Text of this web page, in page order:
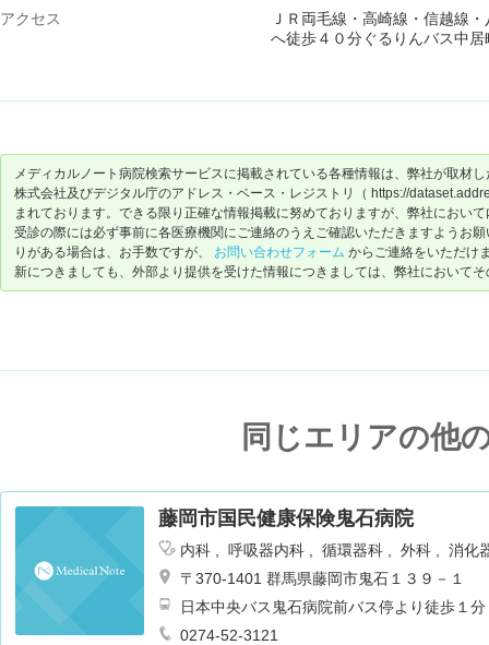
アクセス
ＪＲ両毛線・高崎線・信越線
へ徒歩４０分ぐるりんバス中
メディカルノート病院検索サービスに掲載されている各種情報は、弊社が取材
株式会社及びデジタル庁のアドレス・ベース・レジストリ（ https://
まれております。できる限り正確な情報掲載に努めておりますが、弊社におい
受診の際には必ず事前に各医療機関にご連絡のうえご確認いただきますようお
りがある場合は、お手数ですが、 お問い合わせフォーム からご連絡をいただけ
新につきましても、外部より提供を受けた情報につきましては、弊社において
同じエリアの他
藤岡市国民健康保険鬼石病院
内科 呼吸器内科 循環器科 外科
消化
ーション
整形外科 脳神経外科
〒370-1401 群馬県藤岡市鬼石１３９－１
日本中央バス鬼石病院前バス停より徒歩１分
0274-52-3121